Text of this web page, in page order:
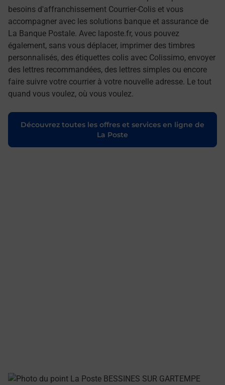
besoins d'affranchissement Courrier-Colis et vous
accompagner avec les solutions banque et assurance de
La Banque Postale. Avec laposte.fr, vous pouvez
également, sans vous déplacer, imprimer des timbres
personnalisés, des étiquettes colis avec Colissimo, envoyer
des lettres recommandées, des lettres simples ou encore
faire suivre votre courrier à votre nouvelle adresse. Le tout
quand vous voulez, où vous voulez.
Découvrez toutes les offres et services en ligne de
La Poste